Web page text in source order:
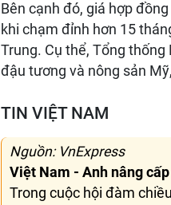
Bên cạnh đó, giá hợp
khi chạm đỉnh hơn 15
Trung. Cụ thể, Tổng
đậu tương và nông sản
TIN VIỆT NAM
Nguồn: VnExpress
Việt Nam - Anh nâng
Trong cuộc hội đàm